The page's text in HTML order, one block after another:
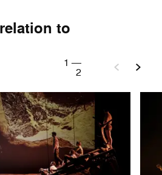
to
1 —
2